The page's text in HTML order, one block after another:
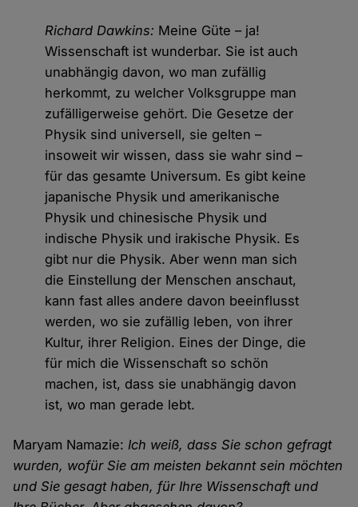
Richard Dawkins: Meine Güte – ja!
Wissenschaft ist wunderbar. Sie ist auch
unabhängig davon, wo man zufällig
herkommt, zu welcher Volksgruppe man
zufälligerweise gehört. Die Gesetze der
Physik sind universell, sie gelten –
insoweit wir wissen, dass sie wahr sind –
für das gesamte Universum. Es gibt keine
japanische Physik und amerikanische
Physik und chinesische Physik und
indische Physik und irakische Physik. Es
gibt nur die Physik. Aber wenn man sich
die Einstellung der Menschen anschaut,
kann fast alles andere davon beeinflusst
werden, wo sie zufällig leben, von ihrer
Kultur, ihrer Religion. Eines der Dinge, die
für mich die Wissenschaft so schön
machen, ist, dass sie unabhängig davon
ist, wo man gerade lebt.
Maryam Namazie:Ich weiß, dass Sie schon gefragt
wurden, wofür Sie am meisten bekannt sein möchten
und Sie gesagt haben, für Ihre Wissenschaft und